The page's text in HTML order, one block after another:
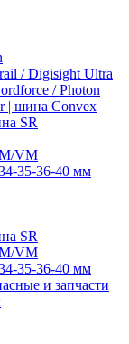
/ Digisight Ultra
/ Photon
| шина Convex
SR
VM
35-36-40 мм
SR
VM
35-36-40 мм
и запчасти